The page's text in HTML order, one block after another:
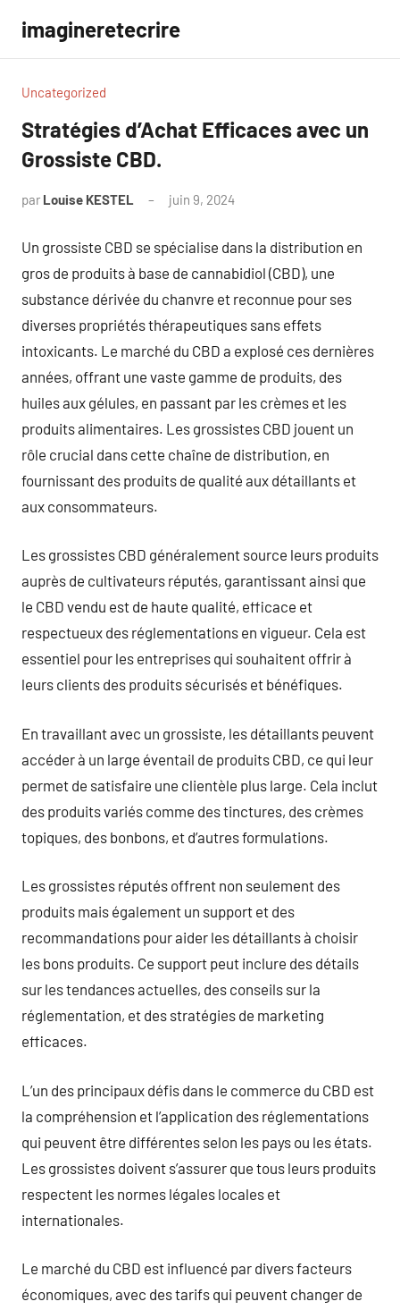
contenu
imagineretecrire
Uncategorized
Stratégies d’Achat Efficaces avec un
Grossiste CBD.
par Louise KESTEL juin 9, 2024
Un grossiste CBD se spécialise dans la distribution en
gros de produits à base de cannabidiol (CBD), une
substance dérivée du chanvre et reconnue pour ses
diverses propriétés thérapeutiques sans effets
intoxicants. Le marché du CBD a explosé ces dernières
années, offrant une vaste gamme de produits, des
huiles aux gélules, en passant par les crèmes et les
produits alimentaires. Les grossistes CBD jouent un
rôle crucial dans cette chaîne de distribution, en
fournissant des produits de qualité aux détaillants et
aux consommateurs.
Les grossistes CBD généralement source leurs produits
auprès de cultivateurs réputés, garantissant ainsi que
le CBD vendu est de haute qualité, efficace et
respectueux des réglementations en vigueur. Cela est
essentiel pour les entreprises qui souhaitent offrir à
leurs clients des produits sécurisés et bénéfiques.
En travaillant avec un grossiste, les détaillants peuvent
accéder à un large éventail de produits CBD, ce qui leur
permet de satisfaire une clientèle plus large. Cela inclut
des produits variés comme des tinctures, des crèmes
topiques, des bonbons, et d’autres formulations.
Les grossistes réputés offrent non seulement des
produits mais également un support et des
recommandations pour aider les détaillants à choisir
les bons produits. Ce support peut inclure des détails
sur les tendances actuelles, des conseils sur la
réglementation, et des stratégies de marketing
efficaces.
L’un des principaux défis dans le commerce du CBD est
la compréhension et l’application des réglementations
qui peuvent être différentes selon les pays ou les états.
Les grossistes doivent s’assurer que tous leurs produits
respectent les normes légales locales et
internationales.
Le marché du CBD est influencé par divers facteurs
économiques, avec des tarifs qui peuvent changer de